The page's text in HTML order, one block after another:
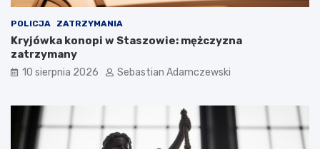
POLICJA ZATRZYMANIA
Kryjówka konopi w Staszowie: mężczyzna
zatrzymany
10 sierpnia 2026 Sebastian Adamczewski